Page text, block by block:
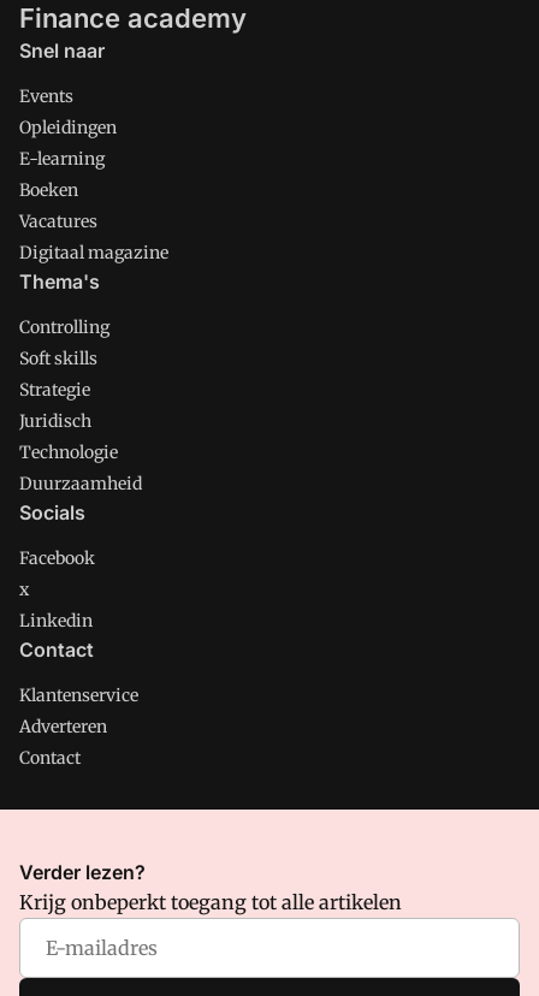
Finance academy
Snel naar
Events
Opleidingen
E-learning
Boeken
Vacatures
Digitaal magazine
Thema's
Controlling
Soft skills
Strategie
Juridisch
Technologie
Duurzaamheid
Socials
Facebook
x
Linkedin
Contact
Klantenservice
Adverteren
Contact
CMweb is onderdeel van VMN media. Lees in
waar VMN media voor staat. Op gebruik van deze site zijn de
volgende regelingen van toepassing:Algemene Voorwaarden
Privacy en Cookie beleid
Verder lezen?
Krijg onbeperkt toegang tot alle artikelen